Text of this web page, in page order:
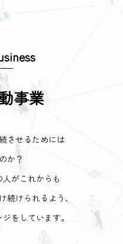
事業
させるためには
か？
がこれからも
続けられるよう、
をしています。